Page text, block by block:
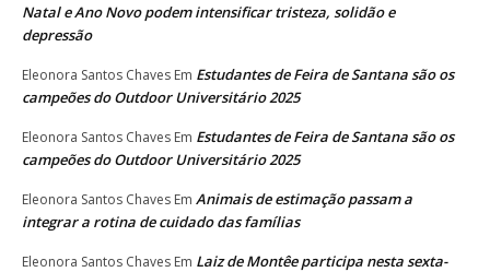
Natal e Ano Novo podem intensificar tristeza, solidão e
depressão
Eleonora Santos Chaves Em Estudantes de Feira de Santana são os
campeões do Outdoor Universitário 2025
Eleonora Santos Chaves Em Estudantes de Feira de Santana são os
campeões do Outdoor Universitário 2025
Eleonora Santos Chaves Em Animais de estimação passam a
integrar a rotina de cuidado das famílias
Eleonora Santos Chaves Em Laiz de Montêe participa nesta sexta-